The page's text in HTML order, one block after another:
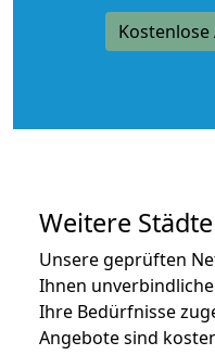
Weitere
Unsere geprüften
Ihnen
Ihre Bedürfnisse
Angebote sind